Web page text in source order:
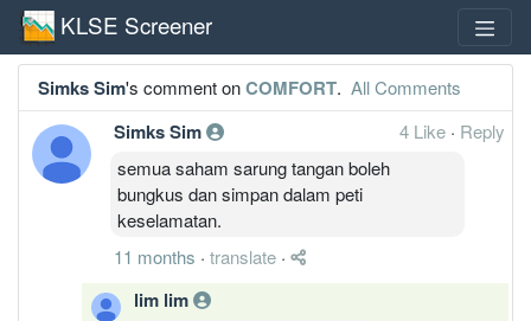
KLSE Screener
Simks Sim's comment onCOMFORT. All Comments
Simks Sim 4 Like · Reply
semua saham sarung tangan boleh
bungkus dan simpan dalam peti
keselamatan.
11 months · translate ·
lim lim